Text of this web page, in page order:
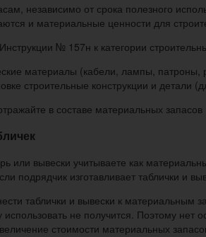
независимо от срока полезного
и материальные ценности для
№ 157н к категории
материалы (кабели, лампы,
строительные конструкции и детали
в составе материальных
или вывески учитываете как
подрядчик изготавливает таблички и
таблички и вывески к материальным
использовать не получится. Поэтому
стоимости материальных